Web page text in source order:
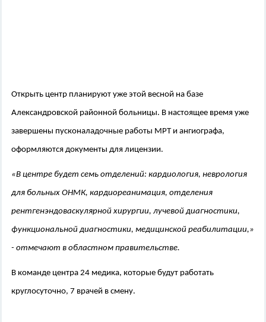
Открыть центр планируют уже этой весной на базе
Александровской районной больницы. В настоящее время уже
завершены пусконаладочные работы МРТ и ангиографа,
оформляются документы для лицензии.
«В центре будет семь отделений: кардиология, неврология
для больных ОНМК, кардиореанимация, отделения
рентгенэндоваскулярной хирургии, лучевой диагностики,
функциональной диагностики, медицинской реабилитации,»
- отмечают в областном правительстве.
В команде центра 24 медика, которые будут работать
круглосуточно, 7 врачей в смену.